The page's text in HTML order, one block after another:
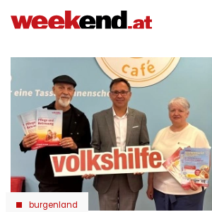
zum
burgenland